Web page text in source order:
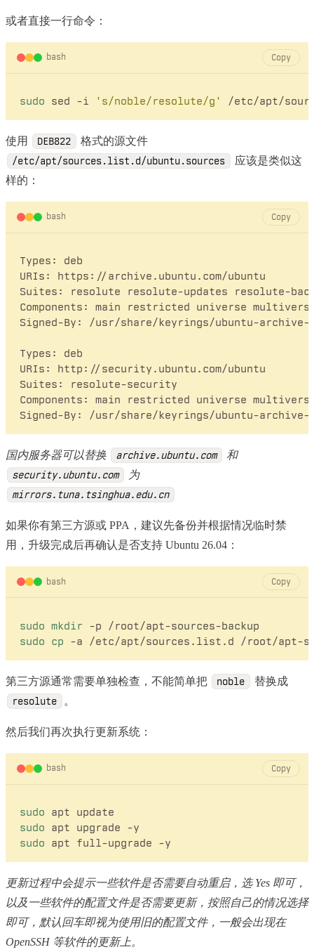
或者直接一行命令：
bash Copy
sudo sed -i 's/noble/resolute/g'
使用 DEB822 格式的源文件
/etc/apt/sources.list.d/ubuntu.sources
应该是类似这
样的：
bash Copy
Types: deb
URIs: https://archive.ubuntu.com/ubuntu
Suites: resolute resolute-updates resolute-
Components: main restricted universe
Signed-By: /usr/share/keyrings/ubuntu-archive-
Types: deb
URIs: http://security.ubuntu.com/ubuntu
Suites: resolute-security
Components: main restricted universe
国内服务器可以替换 archive.ubuntu.com 和
security.ubuntu.com 为
mirrors.tuna.tsinghua.edu.cn
如果你有第三方源或 PPA，建议先备份并根据情况临时禁
用，升级完成后再确认是否支持 Ubuntu 26.04：
bash Copy
sudo mkdir
sudo cp
第三方源通常需要单独检查，不能简单把 noble 替换成
resolute 。
然后我们再次执行更新系统：
bash Copy
sudo
sudo
sudo
更新过程中会提示一些软件是否需要自动重启，选 Yes 即可，
以及一些软件的配置文件是否需要更新，按照自己的情况选择
即可，默认回车即视为使用旧的配置文件，一般会出现在
OpenSSH 等软件的更新上。